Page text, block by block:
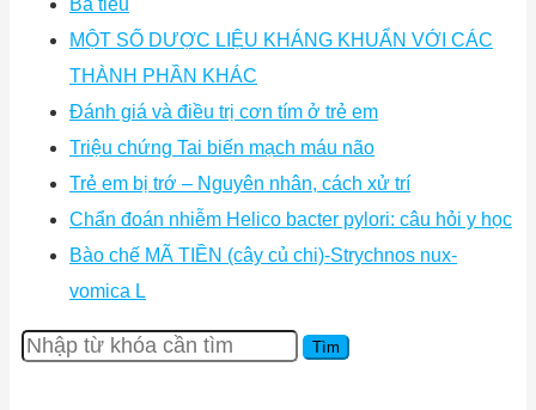
MỘT SỐ DƯỢC LIỆU KHÁNG KHUẨN VỚI CÁC
THÀNH PHẦN KHÁC
Đánh giá và điều trị cơn tím ở trẻ em
Triệu chứng Tai biến mạch máu não
Trẻ em bị trớ – Nguyên nhân, cách xử trí
Chẩn đoán nhiễm Helico bacter pylori: câu hỏi y học
Bào chế MÃ TIỀN (cây củ chi)-Strychnos nux-
vomica L